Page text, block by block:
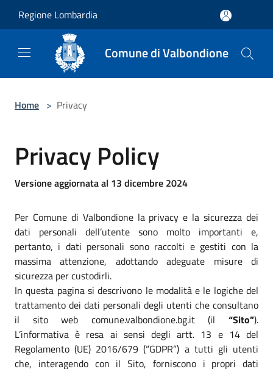
Regione Lombardia
Comune di Valbondione
Home > Privacy
Privacy Policy
Versione aggiornata al 13 dicembre 2024
Per Comune di Valbondione la privacy e la sicurezza dei
dati personali dell’utente sono molto importanti e,
pertanto, i dati personali sono raccolti e gestiti con la
massima attenzione, adottando adeguate misure di
sicurezza per custodirli.
In questa pagina si descrivono le modalità e le logiche del
trattamento dei dati personali degli utenti che consultano
il sito web comune.valbondione.bg.it (il “Sito”).
L’informativa è resa ai sensi degli artt. 13 e 14 del
Regolamento (UE) 2016/679 (“GDPR”) a tutti gli utenti
che, interagendo con il Sito, forniscono i propri dati